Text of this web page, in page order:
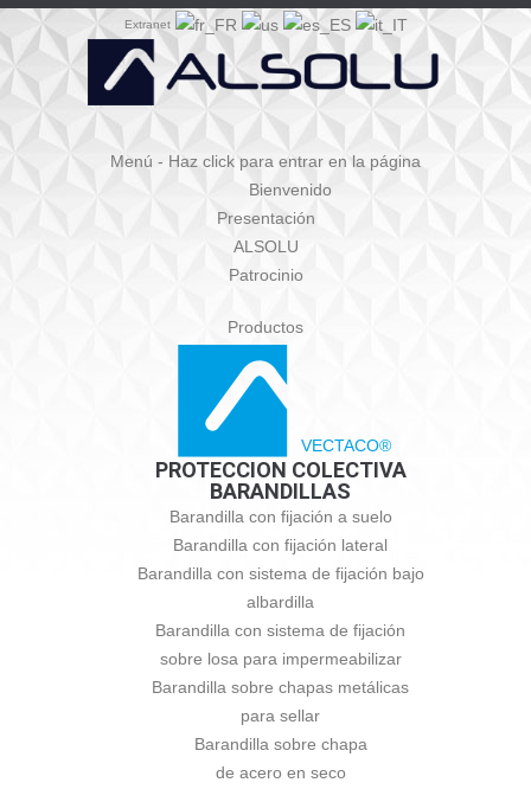
Extranet
Menú - Haz click para entrar en la página
Bienvenido
Presentación
ALSOLU
Patrocinio
Productos
VECTACO®
PROTECCION COLECTIVA
BARANDILLAS
Barandilla con fijación a suelo
Barandilla con fijación lateral
Barandilla con sistema de fijación bajo
albardilla
Barandilla con sistema de fijación
sobre losa para impermeabilizar
Barandilla sobre chapas metálicas
para sellar
Barandilla sobre chapa
de acero en seco